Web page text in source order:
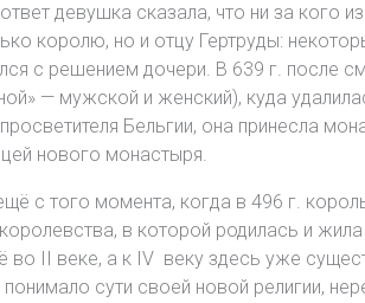
девушка сказала, что ни за кого
королю, но и отцу Гертруды:
с решением дочери. В 639 г. после
— мужской и женский), куда
Бельгии, она принесла
нового монастыря.
с того момента, когда в 496 г.
в которой родилась и
во II веке, а к IV веку здесь уже
сути своей новой религии,